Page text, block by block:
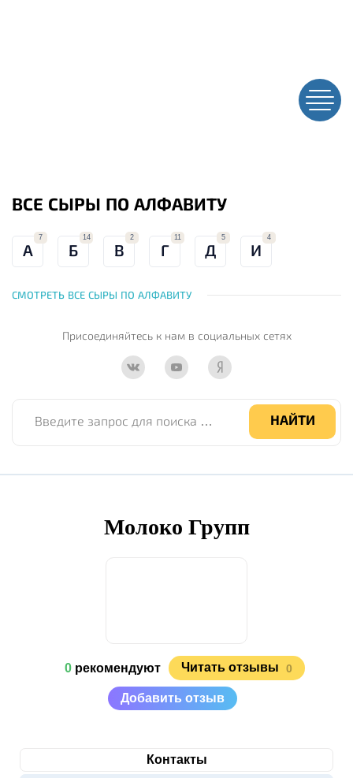
ВСЕ СЫРЫ ПО АЛФАВИТУ
А
7
Б
14
В
2
Г
11
Д
5
И
4
СМОТРЕТЬ ВСЕ СЫРЫ ПО АЛФАВИТУ
Присоединяйтесь к намв социальных сетях
НАЙТИ
Молоко Групп
0рекомендуют Читать отзывы 0
Добавить отзыв
Контакты